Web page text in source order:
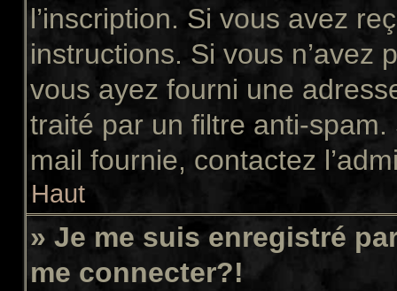
l’inscription. Si vous avez
instructions. Si vous n’avez
vous ayez fourni une
traité par un filtre anti-spam.
mail fournie, contactez
Haut
» Je me suis enregistré
me connecter?!